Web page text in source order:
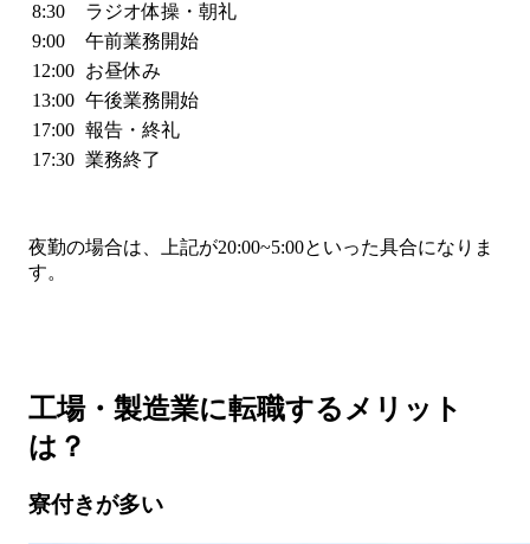
8:30
ラジオ体操・朝礼
9:00
午前業務開始
12:00 お昼休み
13:00 午後業務開始
17:00 報告・終礼
17:30 業務終了
夜勤の場合は、上記が20:00~5:00といった具合になりま
す。
工場・製造業に転職するメリット
は？
寮付きが多い